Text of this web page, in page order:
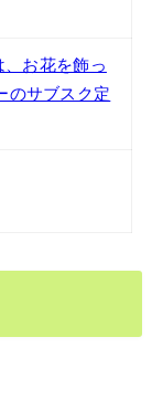
お花を飾っ
のサブスク定